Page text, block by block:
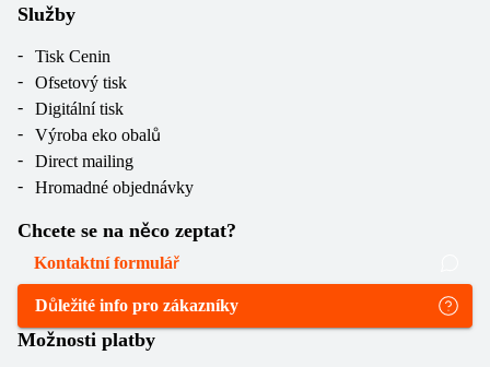
Služby
Tisk Cenin
Ofsetový tisk
Digitální tisk
Výroba eko obalů
Direct mailing
Hromadné objednávky
Chcete se na něco zeptat?
Kontaktní formulář
Důležité info pro zákazníky
Možnosti platby